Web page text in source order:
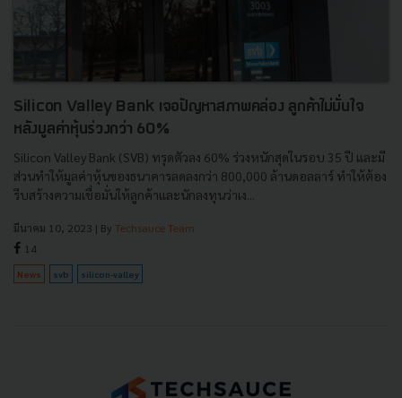
Silicon Valley Bank เจอปัญหาสภาพคล่อง ลูกค้าไม่มั่นใจ
หลังมูลค่าหุ้นร่วงกว่า 60%
Silicon Valley Bank (SVB) ทรุดตัวลง 60% ร่วงหนักสุดในรอบ 35 ปี และมี
ส่วนทำให้มูลค่าหุ้นของธนาคารลดลงกว่า 800,000 ล้านดอลลาร์ ทำให้ต้อง
รีบสร้างความเชื่อมั่นให้ลูกค้าและนักลงทุนว่าเง...
มีนาคม 10, 2023 | By Techsauce Team
14
News svb silicon-valley